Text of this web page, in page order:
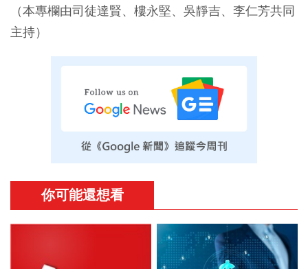
（本專欄由司徒達賢、樓永堅、吳靜吉、李仁芳共同
主持）